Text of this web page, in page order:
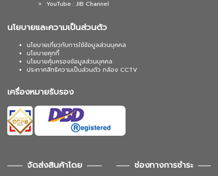
YouTube : JIB Channel
นโยบายและความเป็นส่วนตัว
นโยบายเกี่ยวกับการใช้ข้อมูลส่วนบุคคล
นโยบายคุกกี้
นโยบายคุ้มครองข้อมูลส่วนบุคคล
ประกาศสิทธิความเป็นส่วนตัว กล้อง CCTV
เครื่องหมายรับรอง
จัดส่งสินค้าโดย ช่องทางการชำระ